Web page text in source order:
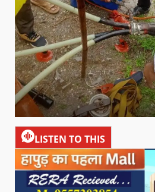
LISTEN TO THIS